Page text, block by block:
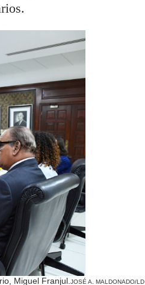
Miguel Franjul.JOSÉ A. MALDONADO/LD